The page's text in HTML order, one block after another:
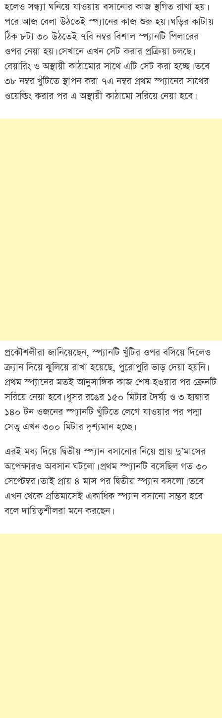
হলেও সন্ধ্যা ঘনিয়ে যাওয়ায় বসানোর কাজ স্থগিত রাখা হয়।
পরে আজ বেলা উঠতেই স্প্যানের কাজ শুরু হয়। ঘড়ির কাটায়
ঠিক ৮টা ৩০ উঠতেই ৭বি নম্বর বিশাল স্প্যানটি পিলারের
ওপর নেয়া হয়। সেখানে এখন সেট করার প্রক্রিয়া চলছে।
বেয়ারিং ও অস্থায়ী কাঠামোর সাথে এটি সেট করা হচ্ছে। তবে
৩৮ নম্বর খুঁটিতে স্থাপন করা ৭এ নম্বর প্রথম স্প্যানের সাথের
ওয়েল্ডিং করার পর এ অস্থায়ী কাঠামো সরিয়ে নেয়া হবে।
প্রকৌশলীরা জানিয়েছেন, স্প্যানটি খুঁটির ওপর বসিয়ে দিলেও
ক্র্যান দিয়ে ঝুলিয়ে রাখা হয়েছে, পুরোপুরি ভাড় দেয়া হয়নি।
প্রথম স্প্যানের মতই আনুসাঙ্গিক কাজ শেষ হওয়ার পর ক্রেনটি
সরিয়ে নেয়া হবে। ধূসর রঙের ১৫০ মিটার দৈর্ঘ্য ও ৩ হাজার
১৪০ টন ওজনের স্প্যানটি খুঁটিতে লেগে যাওয়ার পর পদ্মা
সেতু এখন ৩০০ মিটার দৃশ্যমান হচ্ছে।
এরই মধ্য দিয়ে দ্বিতীয় স্প্যান বসানোর নিয়ে প্রায় দু’মাসের
অপেক্ষারও অবসান ঘটলো। প্রথম স্প্যানটি বসেছিল গত ৩০
সেপ্টেম্বর। তাই প্রায় ৪ মাস পর দ্বিতীয় স্প্যান বসলো। তবে
এখন থেকে প্রতিমাসেই একাধিক স্প্যান বসানো সম্ভব হবে
বলে দায়িত্বশীলরা মনে করছেন।